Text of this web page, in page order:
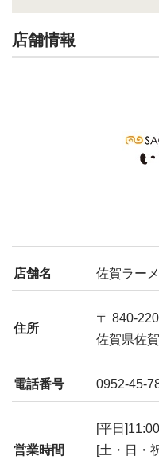
店舗情報
店舗名 佐賀ラー
住所
〒 840-
佐賀県佐
電話番号 0952-45-
営業時間
[平日
[土・日・